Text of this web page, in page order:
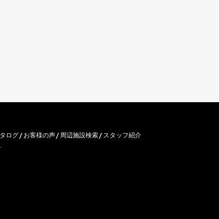
ログ お客様の声 周辺施設検索
スタッフ紹介